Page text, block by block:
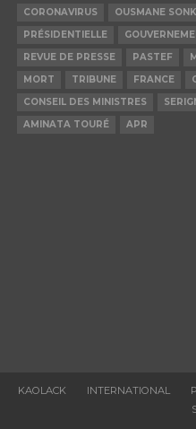
CORONAVIRUS
OUSMANE
PRÉSIDENTIELLE
REVUE DE PRESSE
PASTEF
MORT
TRIBUNE FRANCE
CONSEIL DES MINISTRES
AMINATA TOURÉ
APR
KAOLACK INTERNATIONAL